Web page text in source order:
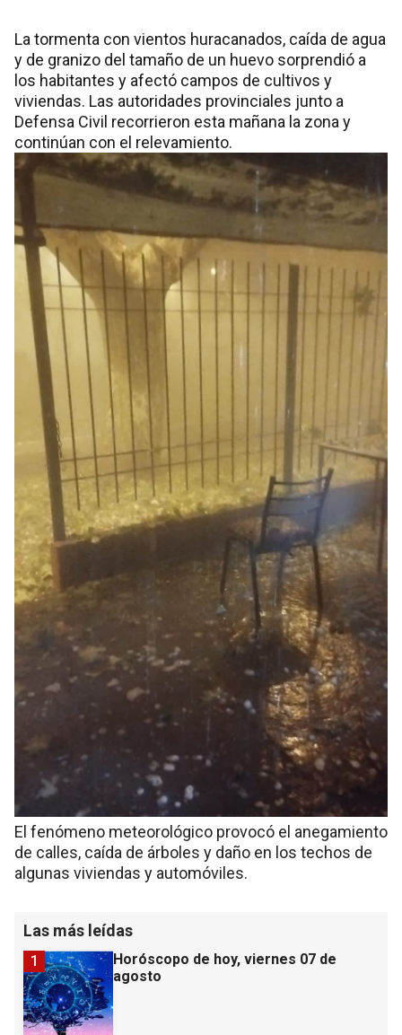
La tormenta con vientos huracanados, caída de agua
y de granizo del tamaño de un huevo sorprendió a
los habitantes y afectó campos de cultivos y
viviendas. Las autoridades provinciales junto a
Defensa Civil recorrieron esta mañana la zona y
continúan con el relevamiento.
El fenómeno meteorológico provocó el anegamiento
de calles, caída de árboles y daño en los techos de
algunas viviendas y automóviles.
Las más leídas
Horóscopo de hoy, viernes 07 de
agosto
1